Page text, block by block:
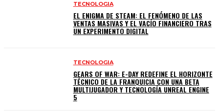
TECNOLOGIA
EL ENIGMA DE STEAM: EL FENÓMENO DE LAS
VENTAS MASIVAS Y EL VACÍO FINANCIERO TRAS
UN EXPERIMENTO DIGITAL
TECNOLOGIA
GEARS OF WAR: E-DAY REDEFINE EL HORIZONTE
TÉCNICO DE LA FRANQUICIA CON UNA BETA
MULTIJUGADOR Y TECNOLOGÍA UNREAL ENGINE
5